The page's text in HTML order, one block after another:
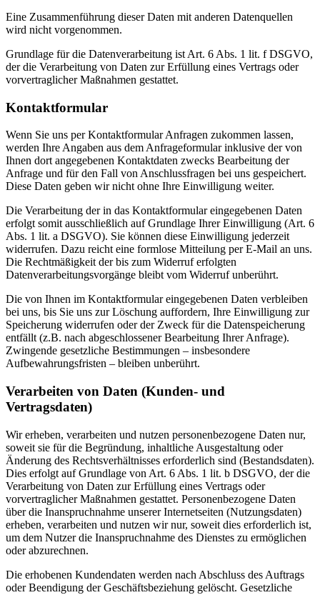
Eine Zusammenführung dieser Daten mit anderen Datenquellen
wird nicht vorgenommen.
Grundlage für die Datenverarbeitung ist Art. 6 Abs. 1 lit. f DSGVO,
der die Verarbeitung von Daten zur Erfüllung eines Vertrags oder
vorvertraglicher Maßnahmen gestattet.
Kontaktformular
Wenn Sie uns per Kontaktformular Anfragen zukommen lassen,
werden Ihre Angaben aus dem Anfrageformular inklusive der von
Ihnen dort angegebenen Kontaktdaten zwecks Bearbeitung der
Anfrage und für den Fall von Anschlussfragen bei uns gespeichert.
Diese Daten geben wir nicht ohne Ihre Einwilligung weiter.
Die Verarbeitung der in das Kontaktformular eingegebenen Daten
erfolgt somit ausschließlich auf Grundlage Ihrer Einwilligung (Art. 6
Abs. 1 lit. a DSGVO). Sie können diese Einwilligung jederzeit
widerrufen. Dazu reicht eine formlose Mitteilung per E-Mail an uns.
Die Rechtmäßigkeit der bis zum Widerruf erfolgten
Datenverarbeitungsvorgänge bleibt vom Widerruf unberührt.
Die von Ihnen im Kontaktformular eingegebenen Daten verbleiben
bei uns, bis Sie uns zur Löschung auffordern, Ihre Einwilligung zur
Speicherung widerrufen oder der Zweck für die Datenspeicherung
entfällt (z.B. nach abgeschlossener Bearbeitung Ihrer Anfrage).
Zwingende gesetzliche Bestimmungen – insbesondere
Aufbewahrungsfristen – bleiben unberührt.
Verarbeiten von Daten (Kunden- und
Vertragsdaten)
Wir erheben, verarbeiten und nutzen personenbezogene Daten nur,
soweit sie für die Begründung, inhaltliche Ausgestaltung oder
Änderung des Rechtsverhältnisses erforderlich sind (Bestandsdaten).
Dies erfolgt auf Grundlage von Art. 6 Abs. 1 lit. b DSGVO, der die
Verarbeitung von Daten zur Erfüllung eines Vertrags oder
vorvertraglicher Maßnahmen gestattet. Personenbezogene Daten
über die Inanspruchnahme unserer Internetseiten (Nutzungsdaten)
erheben, verarbeiten und nutzen wir nur, soweit dies erforderlich ist,
um dem Nutzer die Inanspruchnahme des Dienstes zu ermöglichen
oder abzurechnen.
Die erhobenen Kundendaten werden nach Abschluss des Auftrags
oder Beendigung der Geschäftsbeziehung gelöscht. Gesetzliche